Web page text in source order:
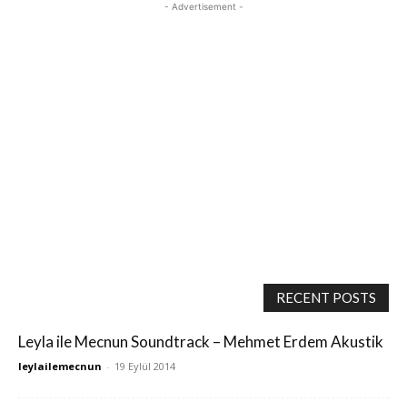
- Advertisement -
RECENT POSTS
Leyla ile Mecnun Soundtrack – Mehmet Erdem Akustik
leylailemecnun - 19 Eylül 2014